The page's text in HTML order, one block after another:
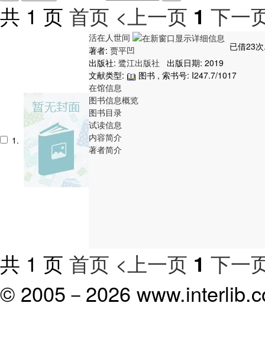
共 1 页 首页 <上一页 1 下一
1.
活在人世间
已借23
著者: 贾平凹
出版社: 鹭江出版社
出版日期: 2019
文献类型:
图书 , 索书号: I247.7/1017
在馆信息
图书信息概览
图书目录
试读信息
内容简介
著者简介
共 1 页 首页 <上一页 1 下一
© 2005－ 2026